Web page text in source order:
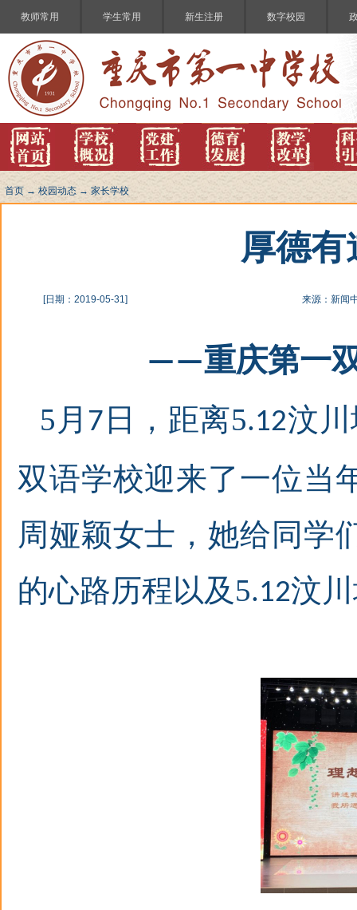
教师常用 学生常用 新生注册 数字校园
首页 → 校园动态 → 家长学校
厚德有
[日期：2019-05-31] 来源：新闻
——重庆第一
5 月 7 日 ， 距离5.12汶
双语学校迎来了一位当
周娅颖女士 ， 她给同学
的心路历程以及 5.12汶